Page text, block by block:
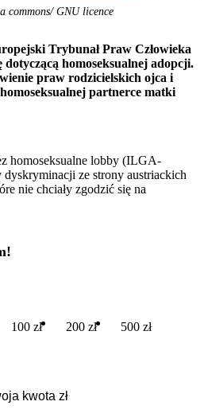
commons/ GNU licence
Trybunał Praw Człowieka
homoseksualnej adopcji.
praw rodzicielskich ojca i
partnerce matki
homoseksualne lobby (ILGA-
dyskryminacji ze strony austriackich
nie chciały zgodzić się na
100 zł 200 zł 500 zł